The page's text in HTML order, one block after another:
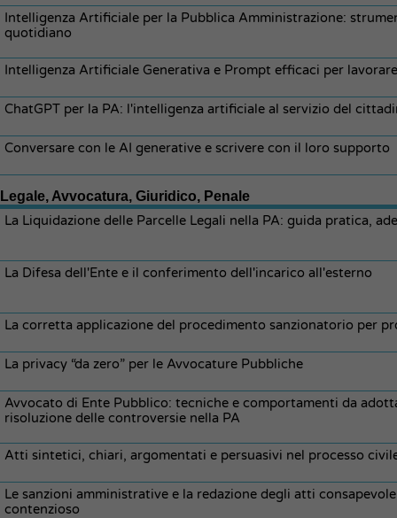
Intelligenza Artificiale per la Pubblica Amministrazione:
quotidiano
Intelligenza Artificiale Generativa e Prompt efficaci per
ChatGPT per la PA: l'intelligenza artificiale al servizio del
Conversare con le AI generative e scrivere con il loro supporto
Legale, Avvocatura, Giuridico, Penale
La Liquidazione delle Parcelle Legali nella PA: guida pratica,
La Difesa dell'Ente e il conferimento dell'incarico all'esterno
La corretta applicazione del procedimento sanzionatorio per
La privacy “da zero” per le Avvocature Pubbliche
Avvocato di Ente Pubblico: tecniche e comportamenti da
risoluzione delle controversie nella PA
Atti sintetici, chiari, argomentati e persuasivi nel processo
Le sanzioni amministrative e la redazione degli atti
contenzioso